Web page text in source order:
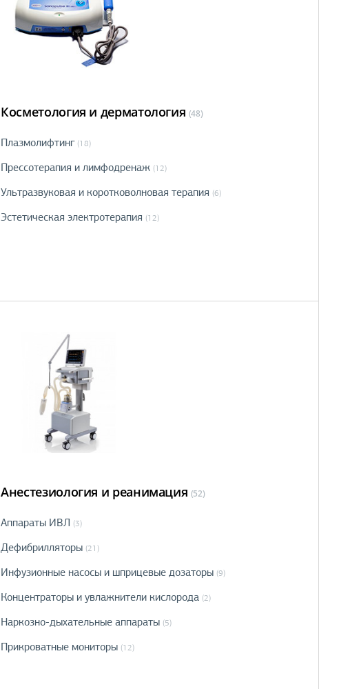
Косметология и дерматология (48)
Плазмолифтинг (18)
Прессотерапия и лимфодренаж (12)
Ультразвуковая и коротковолновая терапия (6)
Эстетическая электротерапия (12)
Анестезиология и реанимация (52)
Аппараты ИВЛ (3)
Дефибрилляторы (21)
Инфузионные насосы и шприцевые дозаторы (9)
Концентраторы и увлажнители кислорода (2)
Наркозно-дыхательные аппараты (5)
Прикроватные мониторы (12)